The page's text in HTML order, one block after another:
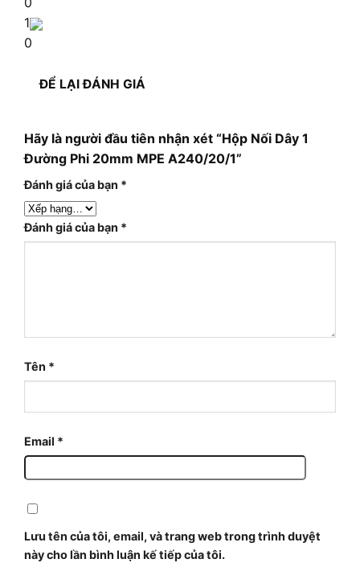
1
0
ĐỂ LẠI ĐÁNH GIÁ
Hãy là người đầu tiên nhận xét “Hộp Nối Dây 1
Đường Phi 20mm MPE A240/20/1”
Đánh giá của bạn *
Đánh giá của bạn *
Tên *
Email *
Lưu tên của tôi, email, và trang web trong trình duyệt
này cho lần bình luận kế tiếp của tôi.